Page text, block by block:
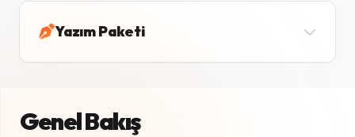
Yazım Paketi
Genel Bakış